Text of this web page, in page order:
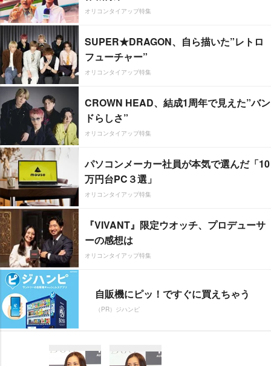
オリコンタイアップ特集
SUPER★DRAGON、自ら描いた”レトロ
フューチャー”
オリコンタイアップ特集
CROWN HEAD、結成1周年で見えた”バン
ドらしさ”
オリコンタイアップ特集
パソコンメーカー社員が本気で選んだ「10
万円台PC３選」
オリコンタイアップ特集
『VIVANT』限定ウオッチ、プロデューサ
ーの感想は
オリコンタイアップ特集
自販機にピッ！ですぐに買えちゃう
（PR）ジハンピ